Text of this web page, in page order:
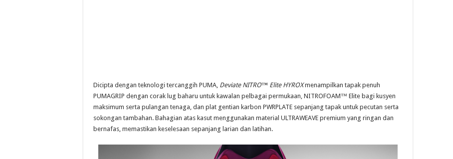
Dicipta dengan teknologi tercanggih PUMA, Deviate NITRO™ Elite HYROXmenampilkan tapak penuh
PUMAGRIP dengan corak lug baharu untuk kawalan pelbagai permukaan, NITROFOAM™ Elite bagi kusyen
maksimum serta pulangan tenaga, dan plat gentian karbon PWRPLATE sepanjang tapak untuk pecutan serta
sokongan tambahan. Bahagian atas kasut menggunakan material ULTRAWEAVE premium yang ringan dan
bernafas, memastikan keselesaan sepanjang larian dan latihan.